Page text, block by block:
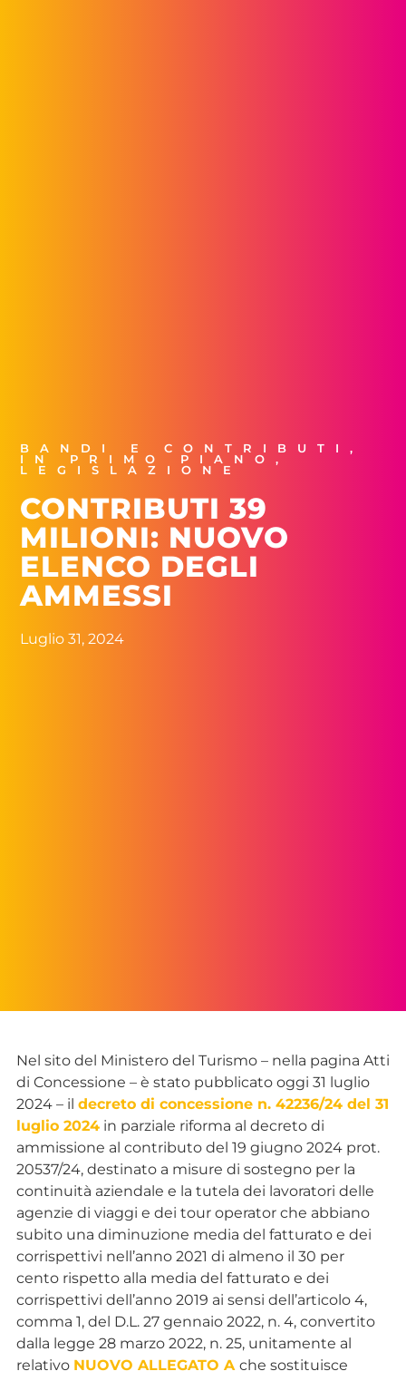
BANDI E CONTRIBUTI,
IN PRIMO PIANO,
LEGISLAZIONE
CONTRIBUTI 39
MILIONI: NUOVO
ELENCO DEGLI
AMMESSI
Luglio 31, 2024
Nel sito del Ministero del Turismo – nella pagina Atti
di Concessione – è stato pubblicato oggi 31 luglio
2024 – il decreto di concessione n. 42236/24 del 31
luglio 2024in parziale riforma al decreto di
ammissione al contributo del 19 giugno 2024 prot.
20537/24, destinato a misure di sostegno per la
continuità aziendale e la tutela dei lavoratori delle
agenzie di viaggi e dei tour operator che abbiano
subito una diminuzione media del fatturato e dei
corrispettivi nell’anno 2021 di almeno il 30 per
cento rispetto alla media del fatturato e dei
corrispettivi dell’anno 2019 ai sensi dell’articolo 4,
comma 1, del D.L. 27 gennaio 2022, n. 4, convertito
dalla legge 28 marzo 2022, n. 25, unitamente al
relativo NUOVO ALLEGATO A che sostituisce